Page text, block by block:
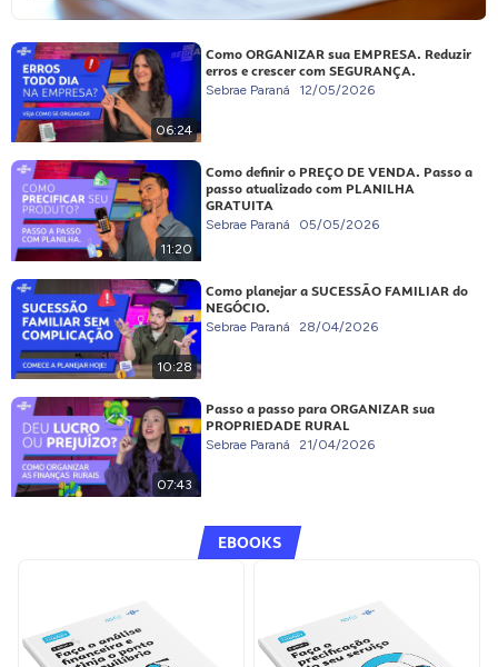
06:24
Como ORGANIZAR sua EMPRESA. Reduzir
erros e crescer com SEGURANÇA.
Sebrae Paraná 12/05/2026
11:20
Como definir o PREÇO DE VENDA. Passo a
passo atualizado com PLANILHA
GRATUITA
Sebrae Paraná 05/05/2026
10:28
Como planejar a SUCESSÃO FAMILIAR do
NEGÓCIO.
Sebrae Paraná 28/04/2026
07:43
Passo a passo para ORGANIZAR sua
PROPRIEDADE RURAL
Sebrae Paraná 21/04/2026
EBOOKS